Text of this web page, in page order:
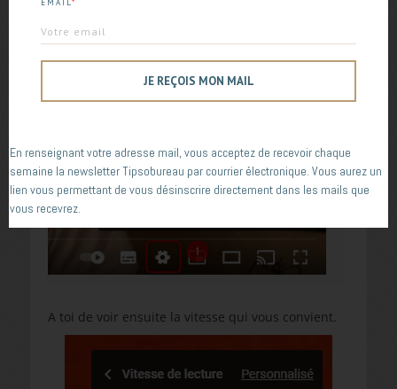
débit de parole bien plus rapide.
Pour accélérer une vidéo, cliques d’abord sur la
A toi de voir ensuite la vitesse qui vous convient.
JE REÇOIS MON MAIL
En renseignant votre adresse mail, vous acceptez de recevoir chaque
semaine la newsletter Tipsobureau par courrier électronique. Vous aurez un
lien vous permettant de vous désinscrire directement dans les mails que
vous recevrez.